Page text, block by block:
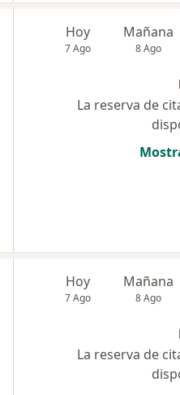
Hoy
7 Ago
Mañana
8 Ago
La reserva de
Hoy
7 Ago
Mañana
8 Ago
La reserva de